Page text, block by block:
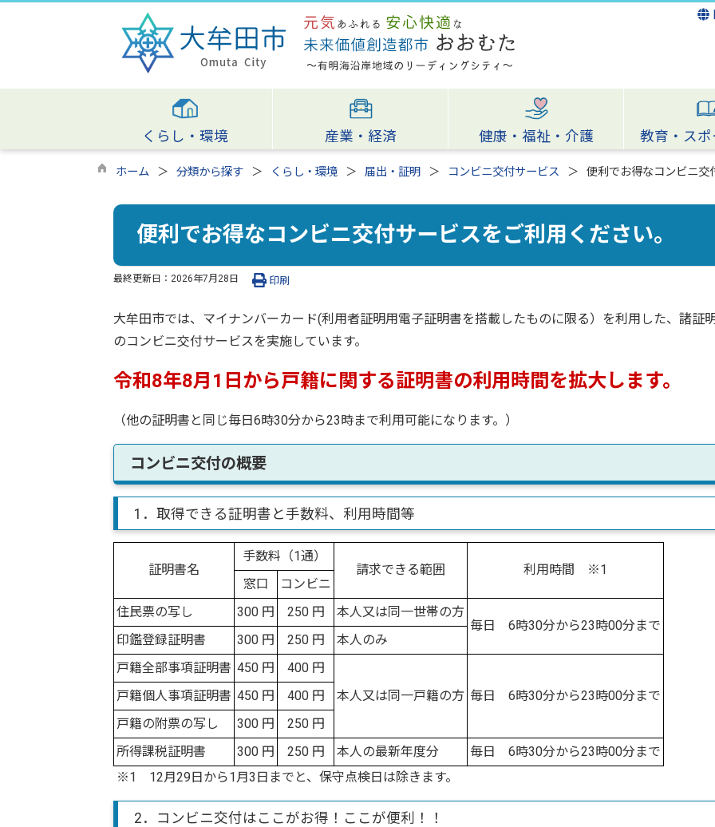
くらし・環境 産業・経済 健康・福祉・介護 教育・ス
ホーム 分類から探す くらし・環境 届出・証明 コンビニ交付サービス 便利でお得なコンビニ交
便利でお得なコンビニ交付サービスをご利用ください。
最終更新日： 2026年7月28日 印刷
大牟田市では、マイナンバーカード(利用者証明用電子証明書を搭載したものに限る）を利用した、諸証
のコンビニ交付サービスを実施しています。
令和8年8月1日から戸籍に関する証明書の利用時間を拡大します。
（他の証明書と同じ毎日6時30分から23時まで利用可能になります。）
コンビニ交付の概要
1．取得できる証明書と手数料、利用時間等
証明書名
手数料（1通）
請求できる範囲
利用時間 ※1
窓口
コンビニ
住民票の写し
300 円 250 円
本人又は同一世帯の方
毎日 6時30分から23時00分まで
印鑑登録証明書
300 円 250 円
本人のみ
戸籍全部事項証明書 450 円
400 円
本人又は同一戸籍の方 毎日 6時30分から23時00分まで
戸籍個人事項証明書 450 円
400 円
戸籍の附票の写し
300 円
250 円
所得課税証明書
300 円 250 円 本人の最新年度分
毎日 6時30分から23時00分まで
※1 12月29日から1月3日までと、保守点検日は除きます。
2．コンビニ交付はここがお得！ここが便利！！